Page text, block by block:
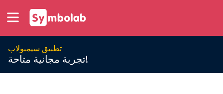
تطبيق سيمبولاب
تجربة مجانية متاحة!